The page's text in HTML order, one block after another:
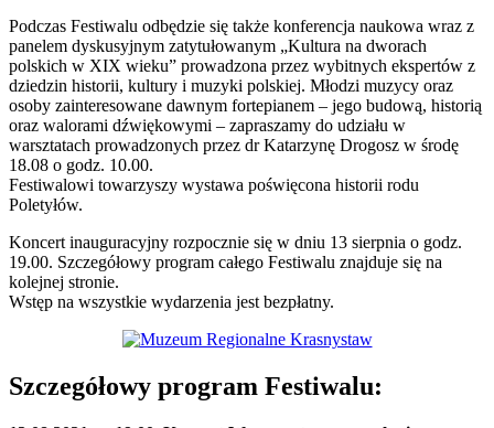
Podczas Festiwalu odbędzie się także konferencja naukowa wraz z
panelem dyskusyjnym zatytułowanym „Kultura na dworach
polskich w XIX wieku” prowadzona przez wybitnych ekspertów z
dziedzin historii, kultury i muzyki polskiej. Młodzi muzycy oraz
osoby zainteresowane dawnym fortepianem – jego budową, historią
oraz walorami dźwiękowymi – zapraszamy do udziału w
warsztatach prowadzonych przez dr Katarzynę Drogosz w środę
18.08 o godz. 10.00.
Festiwalowi towarzyszy wystawa poświęcona historii rodu
Poletyłów.
Koncert inauguracyjny rozpocznie się w dniu 13 sierpnia o godz.
19.00. Szczegółowy program całego Festiwalu znajduje się na
kolejnej stronie.
Wstęp na wszystkie wydarzenia jest bezpłatny.
Szczegółowy program Festiwalu: